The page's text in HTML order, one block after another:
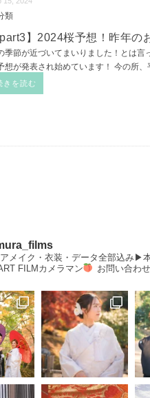
類
part3】2024桜予想！昨年の
季節が近づいてまいりました！とは言
想が発表され始めています！ 今の所、
きを読む
メイク・衣装・データ全部込み▶︎
FILMカメラマン
お問い合わ